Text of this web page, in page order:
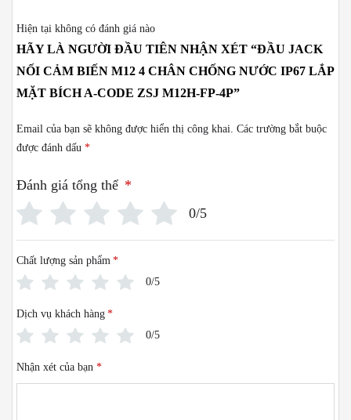
Hiện tại không có đánh giá nào
HÃY LÀ NGƯỜI ĐẦU TIÊN NHẬN XÉT “ĐẦU JACK
NỐI CẢM BIẾN M12 4 CHÂN CHỐNG NƯỚC IP67 LẮP
MẶT BÍCH A-CODE ZSJ M12H-FP-4P”
Email của bạn sẽ không được hiển thị công khai. Các trường bắt buộc
được đánh dấu *
Đánh giá tổng thể *
0/5
Chất lượng sản phẩm *
0/5
Dịch vụ khách hàng *
0/5
Nhận xét của bạn *